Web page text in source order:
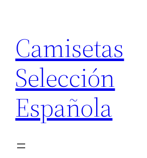
contenido
Camisetas
Selección
Española